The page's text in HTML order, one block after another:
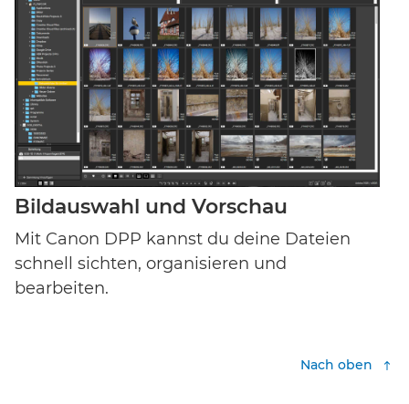
Bildauswahl und Vorschau
Mit Canon DPP kannst du deine Dateien
schnell sichten, organisieren und
bearbeiten.
Nach oben